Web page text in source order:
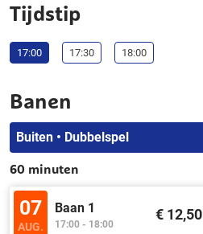
Tijdstip
17:00 17:30 18:00
Banen
Buiten • Dubbelspel
60 minuten
07
AUG.
Baan 1
17:00 - 18:00
€ 12,50